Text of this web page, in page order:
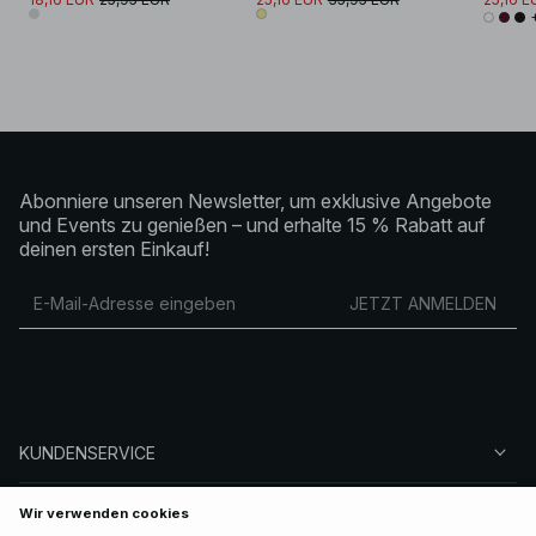
Abonniere unseren Newsletter, um exklusive Angebote
und Events zu genießen – und erhalte 15 % Rabatt auf
deinen ersten Einkauf!
JETZT ANMELDEN
KUNDENSERVICE
ÜBER NA-KD